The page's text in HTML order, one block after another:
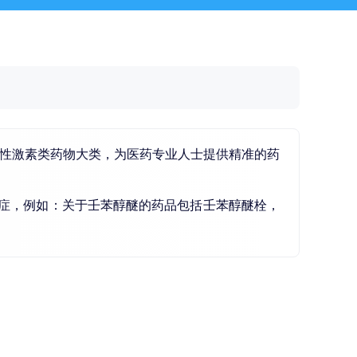
激素类药物大类，为医药专业人士提供精准的药
例如：关于壬苯醇醚的药品包括壬苯醇醚栓，